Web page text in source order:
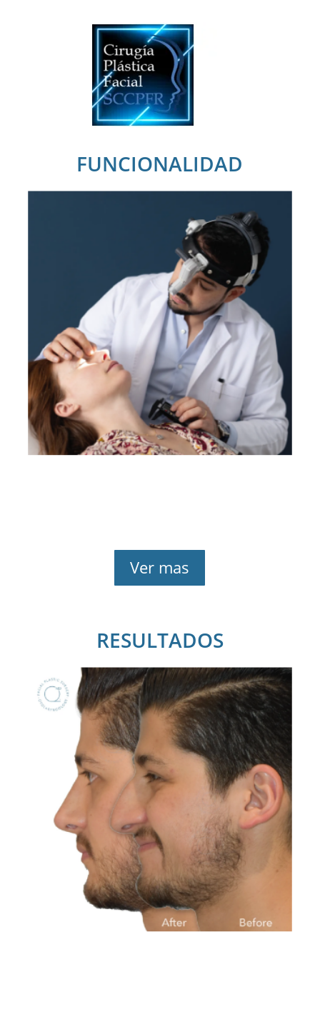
FUNCIONALIDAD
Como expertos en
otorrinolaringología,
damos prioridad a tu
función respiratoria
Ver mas
RESULTADOS
Nuestro objetivo es
que tu nariz conserve
un aspecto natural, sin
señales de haber sido
operada